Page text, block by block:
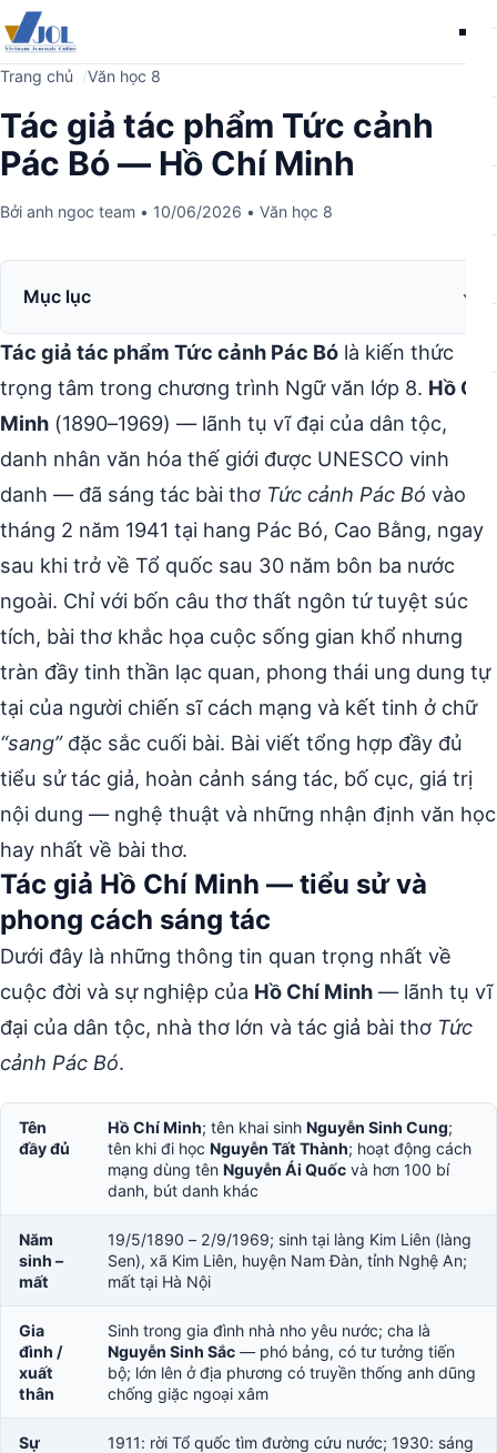
Trang chủ Văn học 8
Tác giả tác phẩm Tức cảnh
Pác Bó — Hồ Chí Minh
Bởi anh ngoc team • 10/06/2026 • Văn học 8
Mục lục
Tác giả tác phẩm Tức cảnh Pác Bó là kiến thức
trọng tâm trong chương trình Ngữ văn lớp 8. Hồ Chí
Minh (1890–1969) — lãnh tụ vĩ đại của dân tộc,
danh nhân văn hóa thế giới được UNESCO vinh
danh — đã sáng tác bài thơ Tức cảnh Pác Bó vào
tháng 2 năm 1941 tại hang Pác Bó, Cao Bằng, ngay
sau khi trở về Tổ quốc sau 30 năm bôn ba nước
ngoài. Chỉ với bốn câu thơ thất ngôn tứ tuyệt súc
tích, bài thơ khắc họa cuộc sống gian khổ nhưng
tràn đầy tinh thần lạc quan, phong thái ung dung tự
tại của người chiến sĩ cách mạng và kết tinh ở chữ
“sang”đặc sắc cuối bài. Bài viết tổng hợp đầy đủ
tiểu sử tác giả, hoàn cảnh sáng tác, bố cục, giá trị
nội dung — nghệ thuật và những nhận định văn học
hay nhất về bài thơ.
Tác giả Hồ Chí Minh — tiểu sử và
phong cách sáng tác
Dưới đây là những thông tin quan trọng nhất về
cuộc đời và sự nghiệp của Hồ Chí Minh — lãnh tụ vĩ
đại của dân tộc, nhà thơ lớn và tác giả bài thơ Tức
cảnh Pác Bó.
Tên
đầy đủ
Hồ Chí Minh; tên khai sinh Nguyễn Sinh Cung;
tên khi đi học Nguyễn Tất Thành; hoạt động cách
mạng dùng tên Nguyễn Ái Quốc và hơn 100 bí
danh, bút danh khác
Năm
sinh –
mất
19/5/1890 – 2/9/1969; sinh tại làng Kim Liên (làng
Sen), xã Kim Liên, huyện Nam Đàn, tỉnh Nghệ An;
mất tại Hà Nội
Gia
đình /
xuất
thân
Sinh trong gia đình nhà nho yêu nước; cha là
Nguyễn Sinh Sắc — phó bảng, có tư tưởng tiến
bộ; lớn lên ở địa phương có truyền thống anh dũng
chống giặc ngoại xâm
Sự
1911: rời Tổ quốc tìm đường cứu nước; 1930: sáng